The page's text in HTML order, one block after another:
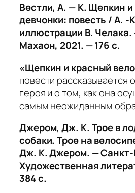
Вестли, А. — К. Щепкин
девчонки: повесть / А. -
иллюстрации В.
Махаон, 2021. — 176 с.
«Щепкин и красный
повести рассказывается
героя и о том, как она
самым неожиданным
Джером, Дж. К. Трое в
собаки. Трое на
Дж. К. Джером. — Санкт-
Художественная
384 с.